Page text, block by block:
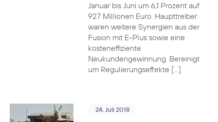
Januar bis Juni um 6,1 Prozent auf
927 Millionen Euro. Haupttreiber
waren weitere Synergien aus der
Fusion mit E-Plus sowie eine
kosteneffiziente
Neukundengewinnung. Bereinigt
um Regulierungseffekte […]
24. Juli 2018